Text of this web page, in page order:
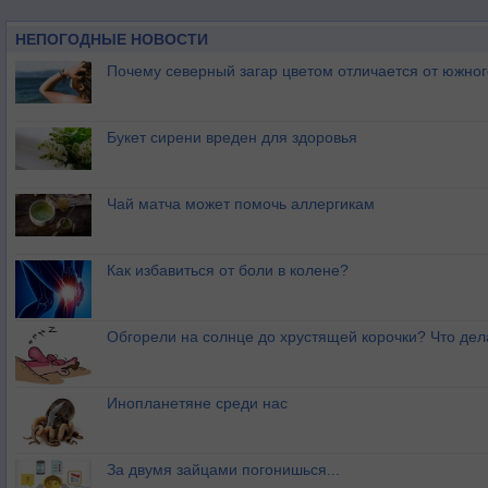
НЕПОГОДНЫЕ НОВОСТИ
Почему северный загар цветом отличается от
Букет сирени вреден для здоровья
Чай матча может помочь аллергикам
Как избавиться от боли в колене?
Обгорели на солнце до хрустящей корочки? Что
Инопланетяне среди нас
За двумя зайцами погонишься...